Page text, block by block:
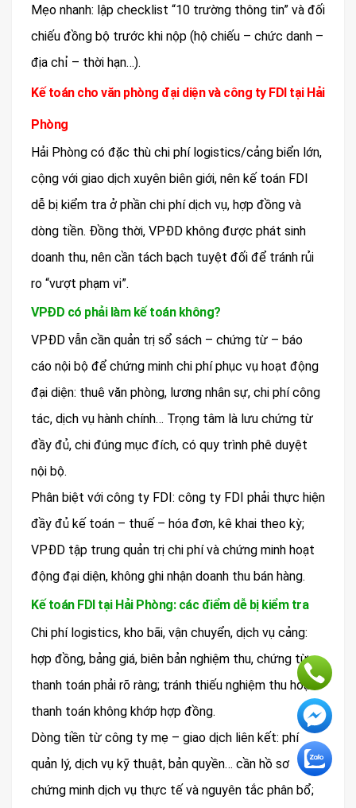
Mẹo nhanh: lập checklist “10 trường thông tin” và đối
chiếu đồng bộ trước khi nộp (hộ chiếu – chức danh –
địa chỉ – thời hạn…).
Kế toán cho văn phòng đại diện và công ty FDI tại Hải
Phòng
Hải Phòng có đặc thù chi phí logistics/cảng biển lớn,
cộng với giao dịch xuyên biên giới, nên kế toán FDI
dễ bị kiểm tra ở phần chi phí dịch vụ, hợp đồng và
dòng tiền. Đồng thời, VPĐD không được phát sinh
doanh thu, nên cần tách bạch tuyệt đối để tránh rủi
ro “vượt phạm vi”.
VPĐD có phải làm kế toán không?
VPĐD vẫn cần quản trị sổ sách – chứng từ – báo
cáo nội bộ để chứng minh chi phí phục vụ hoạt động
đại diện: thuê văn phòng, lương nhân sự, chi phí công
tác, dịch vụ hành chính… Trọng tâm là lưu chứng từ
đầy đủ, chi đúng mục đích, có quy trình phê duyệt
nội bộ.
Phân biệt với công ty FDI: công ty FDI phải thực hiện
đầy đủ kế toán – thuế – hóa đơn, kê khai theo kỳ;
VPĐD tập trung quản trị chi phí và chứng minh hoạt
động đại diện, không ghi nhận doanh thu bán hàng.
Kế toán FDI tại Hải Phòng: các điểm dễ bị kiểm tra
Chi phí logistics, kho bãi, vận chuyển, dịch vụ cảng:
hợp đồng, bảng giá, biên bản nghiệm thu, chứng từ
thanh toán phải rõ ràng; tránh thiếu nghiệm thu hoặc
thanh toán không khớp hợp đồng.
Dòng tiền từ công ty mẹ – giao dịch liên kết: phí
quản lý, dịch vụ kỹ thuật, bản quyền… cần hồ sơ
chứng minh dịch vụ thực tế và nguyên tắc phân bổ;